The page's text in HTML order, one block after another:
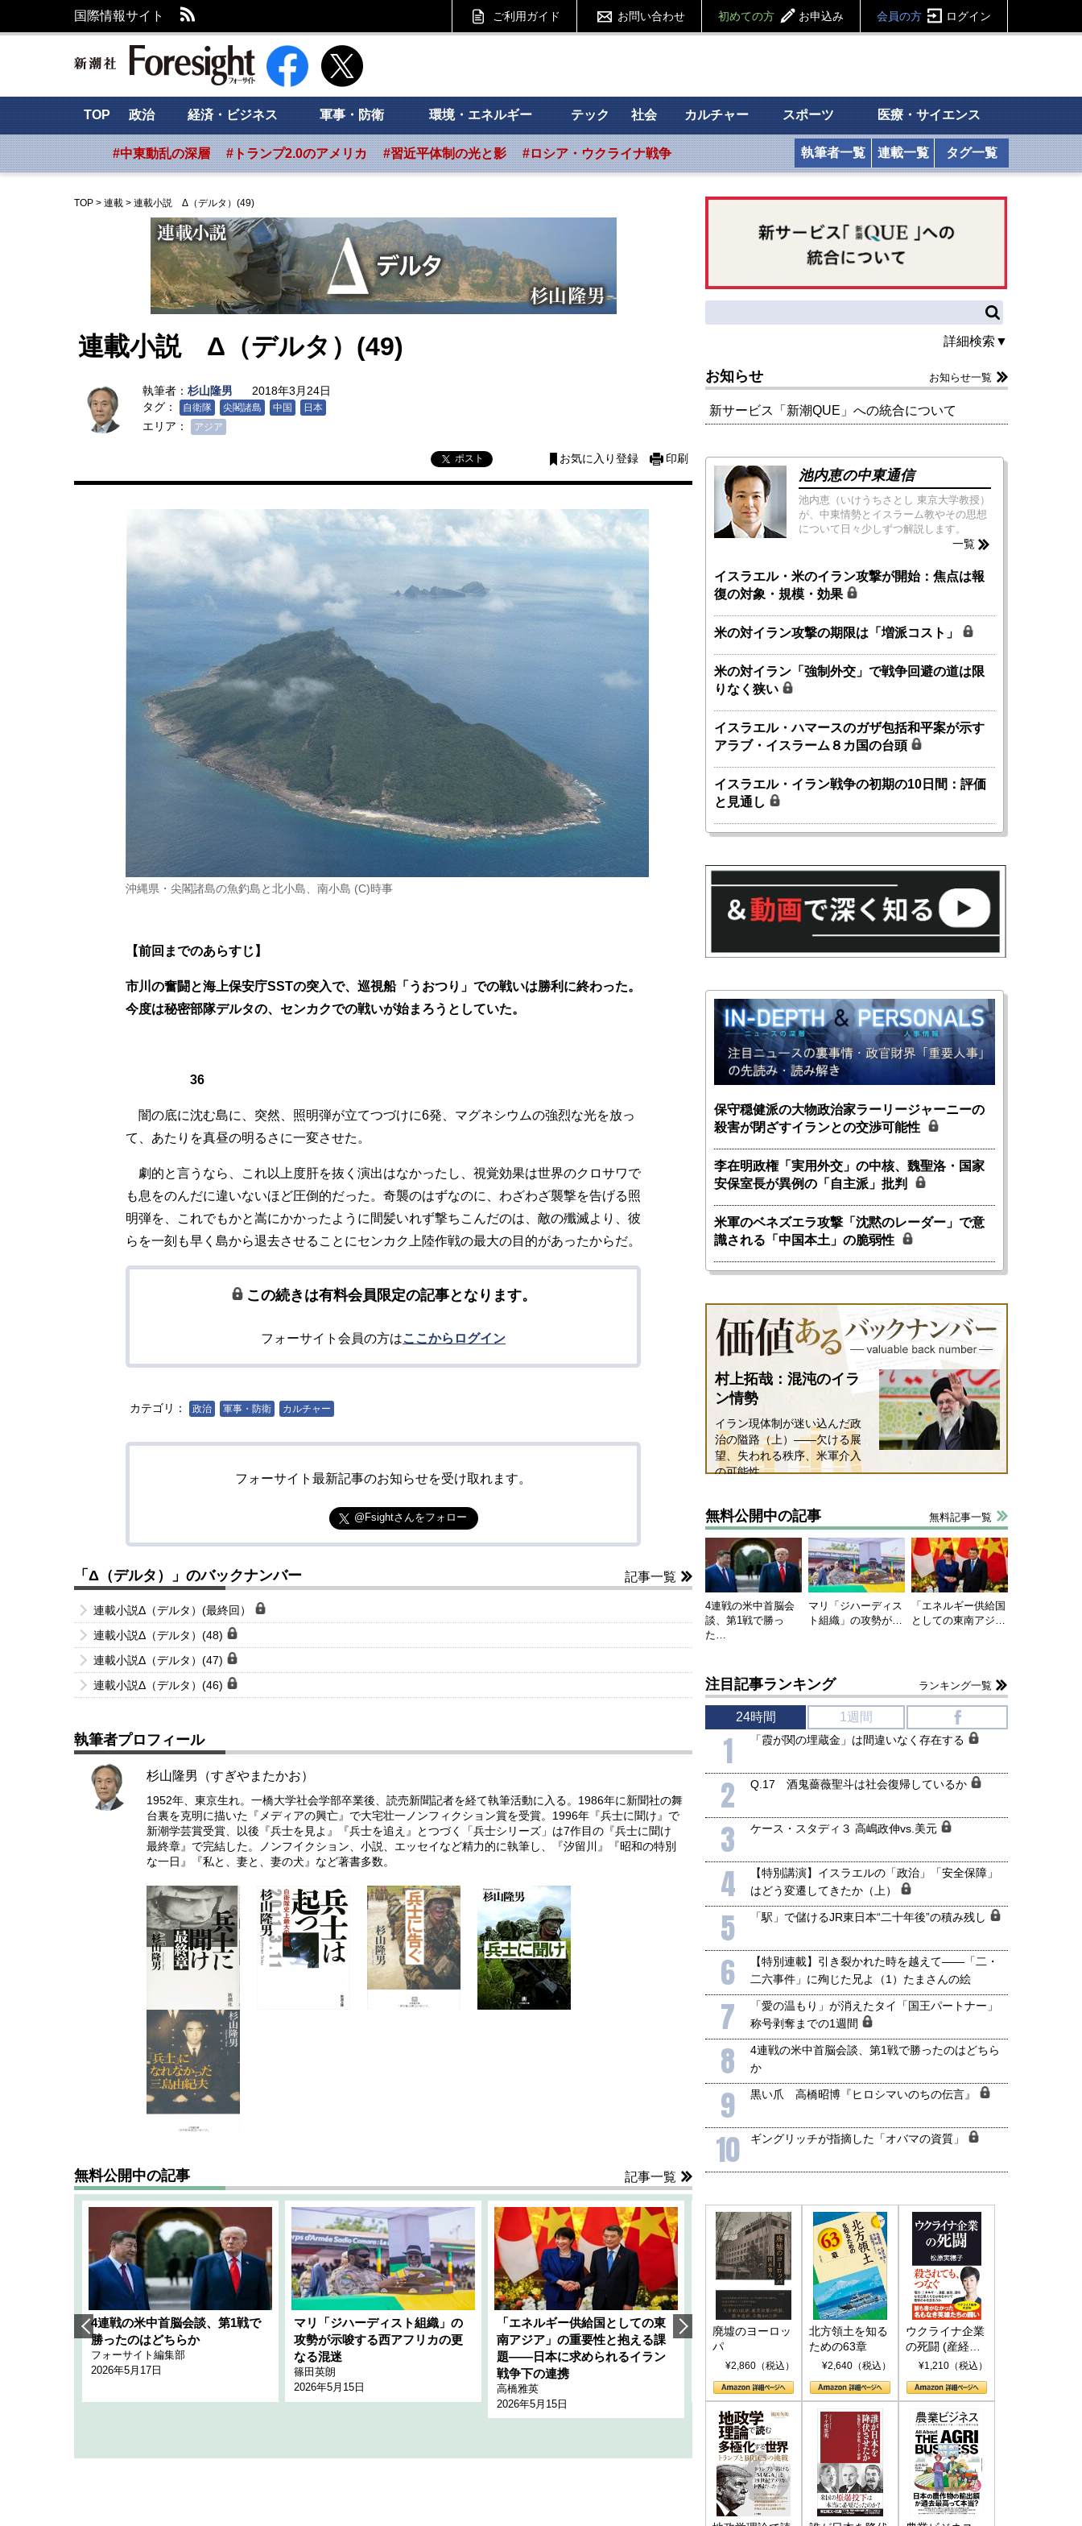
国際情報サイト ご利用ガイド お問い合わせ 初めての方 お申込み 会員の方 ログイン
新潮社 Foresight フォーサイト
TOP 政治 経済・ビジネス 軍事・防衛 環境・エネルギー テック 社会 カルチャー スポーツ 医療・サイエンス
#中東動乱の深層 #トランプ2.0のアメリカ #習近平体制の光と影 #ロシア・ウクライナ戦争 執筆者一覧 連載一覧 タグ一覧
TOP > 連載 > 連載小説 Δ（デルタ）(49)
連載小説 Δ（デルタ）(49)
執筆者： 杉山隆男
2018年3月24日
タグ：
自衛隊 尖閣諸島 中国 日本
エリア： アジア
ポスト お気に入り登録 印刷
沖縄県・尖閣諸島の魚釣島と北小島、南小島 (C)時事
【前回までのあらすじ】
市川の奮闘と海上保安庁SSTの突入で、巡視船「うおつり」での戦いは勝利に終わった。
今度は秘密部隊デルタの、センカクでの戦いが始まろうとしていた。
36
闇の底に沈む島に、突然、照明弾が立てつづけに6発、マグネシウムの強烈な光を放っ
て、あたりを真昼の明るさに一変させた。
劇的と言うなら、これ以上度肝を抜く演出はなかったし、視覚効果は世界のクロサワで
も息をのんだに違いないほど圧倒的だった。奇襲のはずなのに、わざわざ襲撃を告げる照
明弾を、これでもかと嵩にかかったように間髪いれず撃ちこんだのは、敵の殲滅より、彼
らを一刻も早く島から退去させることにセンカク上陸作戦の最大の目的があったからだ。
この続きは有料会員限定の記事となります。
フォーサイト会員の方はここからログイン
カテゴリ： 政治 軍事・防衛 カルチャー
フォーサイト最新記事のお知らせを受け取れます。
@Fsightさんをフォロー
「Δ（デルタ）」のバックナンバー 記事一覧
連載小説Δ（デルタ）(最終回）
連載小説Δ（デルタ）(48)
連載小説Δ（デルタ）(47)
連載小説Δ（デルタ）(46)
執筆者プロフィール
杉山隆男（すぎやまたかお）
1952年、東京生れ。一橋大学社会学部卒業後、読売新聞記者を経て執筆活動に入る。1986年に新聞社の舞
台裏を克明に描いた『メディアの興亡』で大宅壮一ノンフィクション賞を受賞。1996年『兵士に聞け』で
新潮学芸賞受賞、以後『兵士を見よ』『兵士を追え』とつづく「兵士シリーズ」は7作目の『兵士に聞け
最終章』で完結した。ノンフイクション、小説、エッセイなど精力的に執筆し、『汐留川』『昭和の特別
な一日』『私と、妻と、妻の犬』など著書多数。
無料公開中の記事 記事一覧
4連戦の米中首脳会談、第1戦で
勝ったのはどちらか
フォーサイト編集部
2026年5月17日
マリ「ジハーディスト組織」の
攻勢が示唆する西アフリカの更
なる混迷
篠田英朗
2026年5月15日
「エネルギー供給国としての東
南アジア」の重要性と抱える課
題――日本に求められるイラン
戦争下の連携
高橋雅英
2026年5月15日
韓国にも理解してほしい「極東
1905年体制」における日米韓安
千々和泰明
2026年5月15日
ホルムズ海峡危機で加速したエ
ネルギー転換が「中国依存」に
行き着くリスク
小山堅
2026年5月14日
詳細検索▼
お知らせ お知らせ一覧
新サービス「新潮QUE」への統合について
池内恵の中東通信
池内恵（いけうちさとし 東京大学教授）
が、中東情勢とイスラーム教やその思想
について日々少しずつ解説します。
一覧
イスラエル・米のイラン攻撃が開始：焦点は報
復の対象・規模・効果
米の対イラン攻撃の期限は「増派コスト」
米の対イラン「強制外交」で戦争回避の道は限
りなく狭い
イスラエル・ハマースのガザ包括和平案が示す
アラブ・イスラーム８カ国の台頭
イスラエル・イラン戦争の初期の10日間：評価
と見通し
保守穏健派の大物政治家ラーリージャーニーの
殺害が閉ざすイランとの交渉可能性
李在明政権「実用外交」の中核、魏聖洛・国家
安保室長が異例の「自主派」批判
米軍のベネズエラ攻撃「沈黙のレーダー」で意
識される「中国本土」の脆弱性
村上拓哉：混沌のイラ
ン情勢
イラン現体制が迷い込んだ政
治の隘路（上）――欠ける展
望、失われる秩序、米軍介入
の可能性
無料公開中の記事 無料記事一覧
4連戦の米中首脳会
談、第1戦で勝っ
た…
マリ「ジハーディス
ト組織」の攻勢が…
「エネルギー供給国
としての東南アジ…
注目記事ランキング ランキング一覧
24時間 1週間
1 「霞が関の埋蔵金」は間違いなく存在する
2 Q.17 酒鬼薔薇聖斗は社会復帰しているか
3 ケース・スタディ３ 高嶋政伸vs.美元
4
【特別講演】イスラエルの「政治」「安全保障」
はどう変遷してきたか（上）
5 「駅」で儲けるJR東日本“二十年後”の積み残し
6
【特別連載】引き裂かれた時を越えて――「二・
二六事件」に殉じた兄よ（1）たまさんの絵
7
「愛の温もり」が消えたタイ「国王パートナー」
称号剥奪までの1週間
8
4連戦の米中首脳会談、第1戦で勝ったのはどちら
か
9 黒い爪 高橋昭博『ヒロシマいのちの伝言』
10 ギングリッチが指摘した「オバマの資質」
廃墟のヨーロッ
パ
¥2,860（税込）
北方領土を知る
ための63章
¥2,640（税込）
ウクライナ企業
の死闘 (産経セ
レクト S 039)
¥1,210（税込）